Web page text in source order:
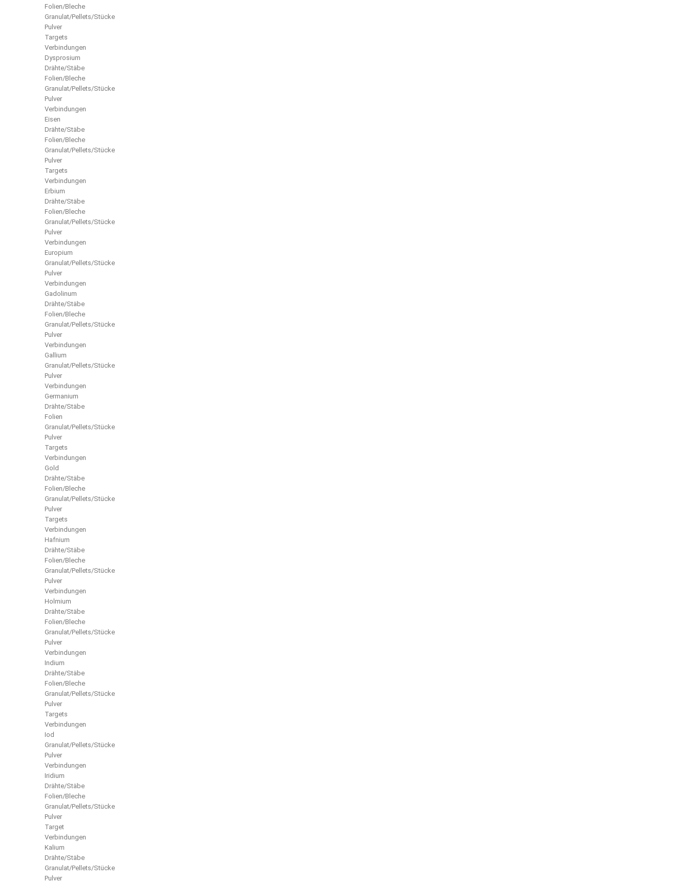
Folien/Bleche
Granulat/Pellets/Stücke
Pulver
Targets
Verbindungen
Dysprosium
Drähte/Stäbe
Folien/Bleche
Granulat/Pellets/Stücke
Pulver
Verbindungen
Eisen
Drähte/Stäbe
Folien/Bleche
Granulat/Pellets/Stücke
Pulver
Targets
Verbindungen
Erbium
Drähte/Stäbe
Folien/Bleche
Granulat/Pellets/Stücke
Pulver
Verbindungen
Europium
Granulat/Pellets/Stücke
Pulver
Verbindungen
Gadolinum
Drähte/Stäbe
Folien/Bleche
Granulat/Pellets/Stücke
Pulver
Verbindungen
Gallium
Granulat/Pellets/Stücke
Pulver
Verbindungen
Germanium
Drähte/Stäbe
Folien
Granulat/Pellets/Stücke
Pulver
Targets
Verbindungen
Gold
Drähte/Stäbe
Folien/Bleche
Granulat/Pellets/Stücke
Pulver
Targets
Verbindungen
Hafnium
Drähte/Stäbe
Folien/Bleche
Granulat/Pellets/Stücke
Pulver
Verbindungen
Holmium
Drähte/Stäbe
Folien/Bleche
Granulat/Pellets/Stücke
Pulver
Verbindungen
Indium
Drähte/Stäbe
Folien/Bleche
Granulat/Pellets/Stücke
Pulver
Targets
Verbindungen
Iod
Granulat/Pellets/Stücke
Pulver
Verbindungen
Iridium
Drähte/Stäbe
Folien/Bleche
Granulat/Pellets/Stücke
Pulver
Target
Verbindungen
Kalium
Drähte/Stäbe
Granulat/Pellets/Stücke
Pulver